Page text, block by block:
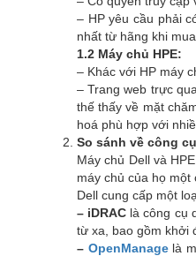
– HP yêu cầu phải
nhất từ hãng khi
1.2 Máy chủ HPE:
– Khác với HP máy
– Trang web trực
thế thấy về mặt
hoá phù hợp với
So sánh về công
Máy chủ Dell và
máy chủ của họ một
Dell cung cấp một
– iDRAC là công cụ
từ xa, bao gồm khởi
– OpenManagelà